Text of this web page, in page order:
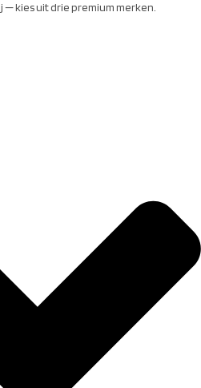
— kies uit drie premium merken.